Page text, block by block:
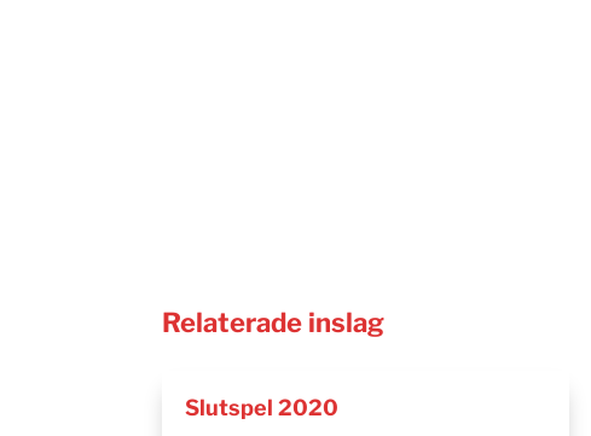
Relaterade inslag
Slutspel 2020